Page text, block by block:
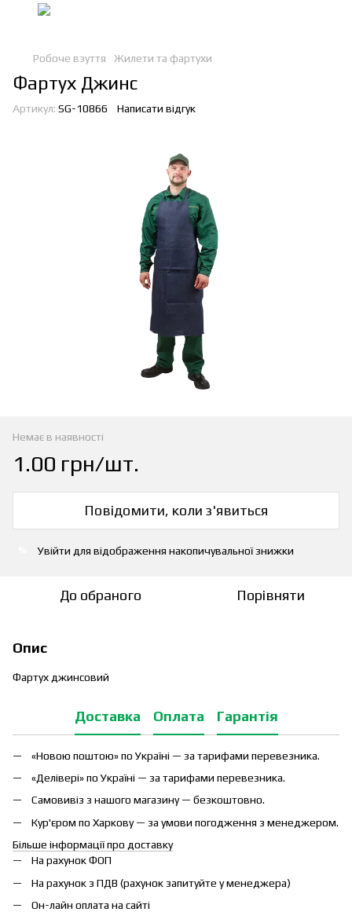
Робоче взуття Жилети та фартухи
Фартух Джинс
Артикул: SG-10866 Написати відгук
Немає в наявності
1.00 грн/шт.
Повідомити, коли з'явиться
Увійти для відображення накопичувальної знижки
До обраного Порівняти
Опис
Фартух джинсовий
Доставка Оплата Гарантія
«Новою поштою» по Україні — за тарифами перевезника.
«Делівері» по Україні — за тарифами перевезника.
Самовивіз з нашого магазину — безкоштовно.
Кур'єром по Харкову — за умови погодження з менеджером.
Більше інформації про доставку
На рахунок ФОП
На рахунок з ПДВ (рахунок запитуйте у менеджера)
Он-лайн оплата на сайті